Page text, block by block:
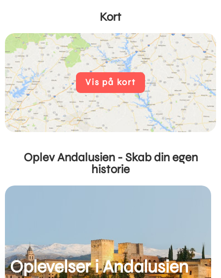
Kort
Vis på kort
Oplev Andalusien - Skab din egen
historie
Oplevelser i Andalusien